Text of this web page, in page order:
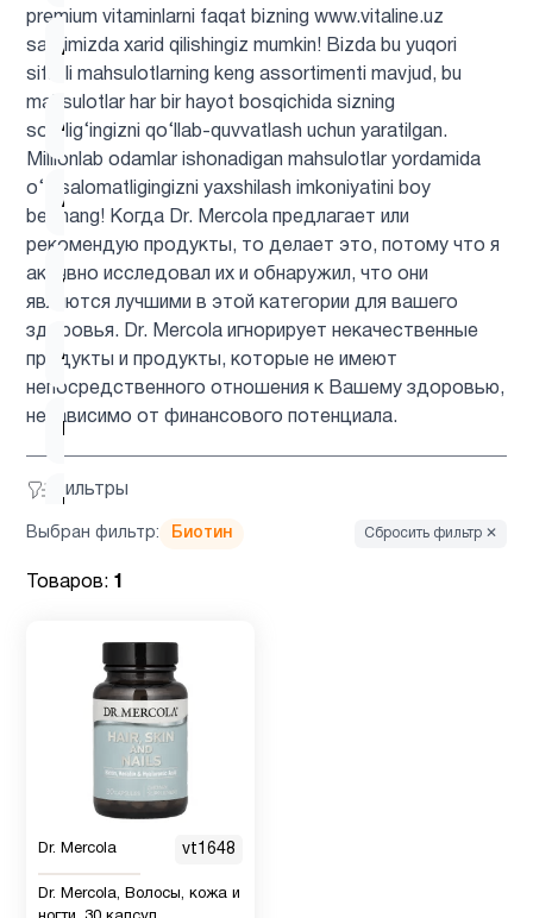
premium vitaminlarni faqat bizning www.vitaline.uz
saytimizda xarid qilishingiz mumkin! Bizda bu yuqori
sifatli mahsulotlarning keng assortimenti mavjud, bu
mahsulotlar har bir hayot bosqichida sizning
sog‘lig‘ingizni qo‘llab-quvvatlash uchun yaratilgan.
Millionlab odamlar ishonadigan mahsulotlar yordamida
o‘z salomatligingizni yaxshilash imkoniyatini boy
bermang! Когда Dr. Mercola предлагает или
рекомендую продукты, то делает это, потому что я
активно исследовал их и обнаружил, что они
являются лучшими в этой категории для вашего
здоровья. Dr. Mercola игнорирует некачественные
продукты и продукты, которые не имеют
непосредственного отношения к Вашему здоровью,
независимо от финансового потенциала.
Фильтры
Аминокислоты 5
Антиоксиданты 6
Астахантин
ацетилцистеин 1
Ашваганда 1
2
Бетаин
Биотин
Брокколи
Вегетарианский
продукт
Выбран фильтр: Биотин Сбросить фильтр ✕
Товаров: 1
Dr. Mercola vt1648
Dr. Mercola, Волосы, кожа и